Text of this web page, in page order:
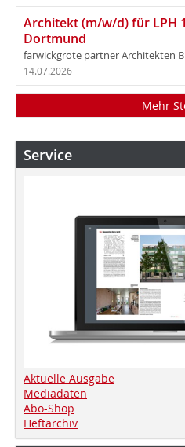
Architekt (m/w/d) für LPH
Dortmund
farwickgrote partner Architekten
14.07.2026
Mehr
Service
Aktuelle Ausgabe
Mediadaten
Abo-Shop
Heftarchiv